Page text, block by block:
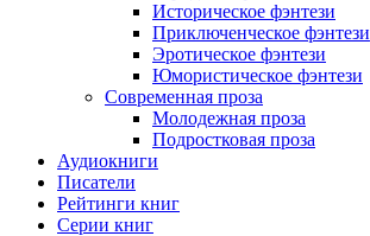
Историческое фэнтези
Приключенческое фэнтези
Эротическое фэнтези
Юмористическое фэнтези
Современная проза
Молодежная проза
Подростковая проза
Аудиокниги
Писатели
Рейтинги книг
Серии книг